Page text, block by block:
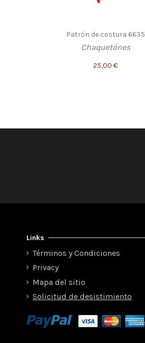
Patrón de costura 6635
Chaquetónes
25,00 €
Links
Términos y Condiciones
Privacy
Mapa del sitio
Solicitud de desistimiento